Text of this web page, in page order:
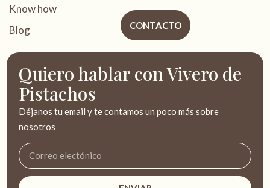
Quiero hablar con Vivero de
Pistachos
Déjanos tu email y te contamos un poco más sobre
nosotros
Know how
Blog
CONTACTO